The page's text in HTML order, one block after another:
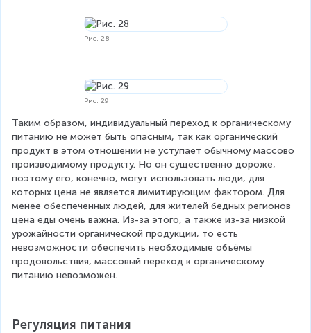
Рис. 28
Рис. 29
Таким образом, индивидуальный переход к органическому
питанию не может быть опасным, так как органический
продукт в этом отношении не уступает обычному массово
производимому продукту. Но он существенно дороже,
поэтому его, конечно, могут использовать люди, для
которых цена не является лимитирующим фактором. Для
менее обеспеченных людей, для жителей бедных регионов
цена еды очень важна. Из-за этого, а также из-за низкой
урожайности органической продукции, то есть
невозможности обеспечить необходимые объёмы
продовольствия, массовый переход к органическому
питанию невозможен.
Регуляция питания